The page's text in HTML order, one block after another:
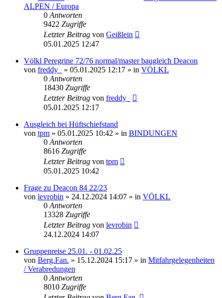
ALPEN / Europa
0 Antworten
9422 Zugriffe
Letzter Beitrag von Geißlein
05.01.2025 12:47
Völkl Peregrine 72/76 normal/master baugleich Deacon
von freddy_ » 05.01.2025 12:17 » in VÖLKL
0 Antworten
18430 Zugriffe
Letzter Beitrag von freddy_
05.01.2025 12:17
Ausgleich bei Hüftschiefstand
von tpm » 05.01.2025 10:42 » in BINDUNGEN
0 Antworten
8616 Zugriffe
Letzter Beitrag von tpm
05.01.2025 10:42
Frage zu Deacon 84 22/23
von levrobin » 24.12.2024 14:07 » in VÖLKL
0 Antworten
13328 Zugriffe
Letzter Beitrag von levrobin
24.12.2024 14:07
Gruppenreise 25.01. - 01.02.25
von Berg.Fan. » 15.12.2024 15:17 » in Mitfahrgelegenheiten
/ Verabredungen
0 Antworten
8010 Zugriffe